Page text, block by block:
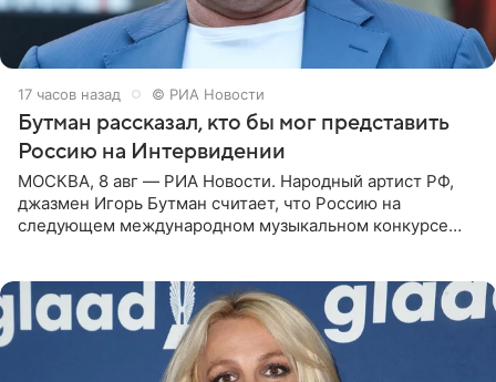
17 часов назад © РИА Новости
Бутман рассказал, кто бы мог представить
Россию на Интервидении
МОСКВА, 8 авг — РИА Новости. Народный артист РФ,
джазмен Игорь Бутман считает, что Россию на
следующем международном музыкальном конкурсе